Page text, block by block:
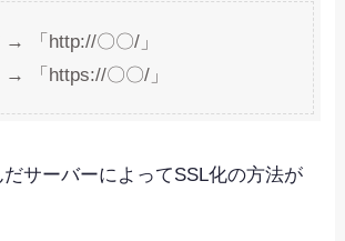
→ 「http://〇〇/」
→ 「https://〇〇/」
サーバーによってSSL化の方法が